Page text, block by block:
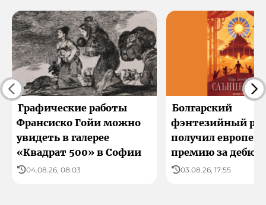
Графические работы
Франсиско Гойи можно
увидеть в галерее
«Квадрат 500» в Софии
04.08.26, 08:03
Болгарский
фэнтезийный
получил
премию за дебют
03.08.26, 17:55